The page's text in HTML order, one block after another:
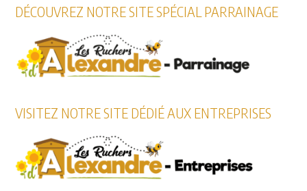
DÉCOUVREZ NOTRE SITE SPÉCIAL PARRAINAGE
VISITEZ NOTRE SITE DÉDIÉ AUX ENTREPRISES